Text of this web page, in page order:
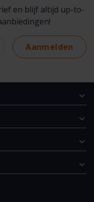
en blijf altijd up-to-
Aanmelden